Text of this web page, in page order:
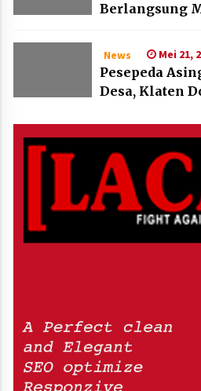
Berlangsung
Jerman
News Mei 21,
Pesepeda
Desa, Klaten
Fest 2026